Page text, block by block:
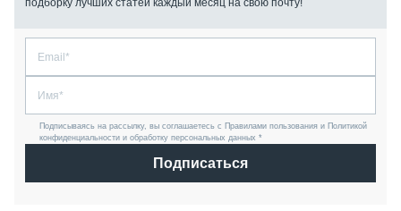
подборку лучших статей каждый месяц на свою почту!
Подписываясь на рассылку, вы соглашаетесь с Правилами пользования и Политикой
конфиденциальности и обработку персональных данных *
Подписаться